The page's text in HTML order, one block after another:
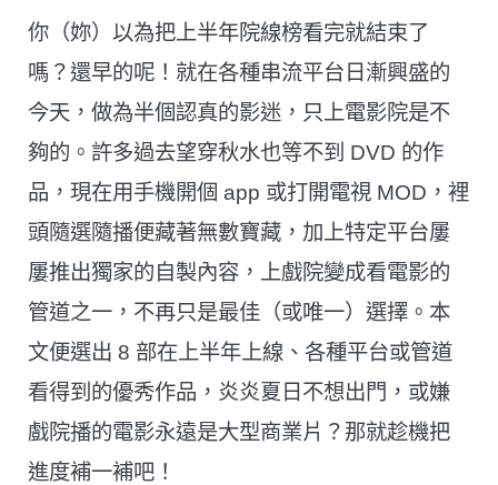
你（妳）以為把上半年院線榜看完就結束了
嗎？還早的呢！就在各種串流平台日漸興盛的
今天，做為半個認真的影迷，只上電影院是不
夠的。許多過去望穿秋水也等不到 DVD 的作
品，現在用手機開個 app 或打開電視 MOD，裡
頭隨選隨播便藏著無數寶藏，加上特定平台屢
屢推出獨家的自製內容，上戲院變成看電影的
管道之一，不再只是最佳（或唯一）選擇。本
文便選出 8 部在上半年上線、各種平台或管道
看得到的優秀作品，炎炎夏日不想出門，或嫌
戲院播的電影永遠是大型商業片？那就趁機把
進度補一補吧！